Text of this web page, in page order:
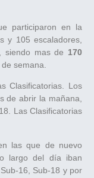
participaron en la
y 105 escaladores,
siendo mas de 170
semana.
Clasificatorias. Los
de abrir la mañana,
Las Clasificatorias
las que de nuevo
largo del día iban
16, Sub-18 y por